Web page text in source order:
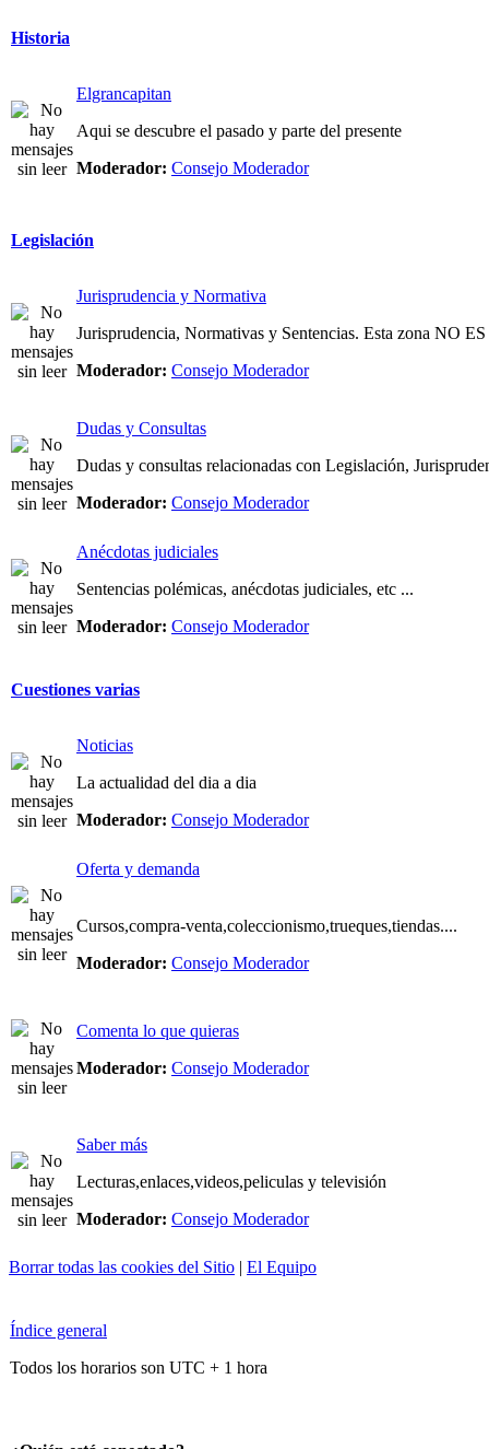
Historia
Elgrancapitan
Aqui se descubre el pasado y parte del presente
Moderador: Consejo Moderador
Legislación
Jurisprudencia y Normativa
Jurisprudencia, Normativas y Sentencias. Esta zona NO
Moderador: Consejo Moderador
Dudas y Consultas
Dudas y consultas relacionadas con Legislación,
Moderador: Consejo Moderador
Anécdotas judiciales
Sentencias polémicas, anécdotas judiciales, etc ...
Moderador: Consejo Moderador
Cuestiones varias
Noticias
La actualidad del dia a dia
Moderador: Consejo Moderador
Oferta y demanda
Cursos,compra-venta,coleccionismo,trueques,tiendas....
Moderador: Consejo Moderador
Comenta lo que quieras
Moderador: Consejo Moderador
Saber más
Lecturas,enlaces,videos,peliculas y televisión
Moderador: Consejo Moderador
Borrar todas las cookies del Sitio | El Equipo
Índice general
Todos los horarios son UTC + 1 hora